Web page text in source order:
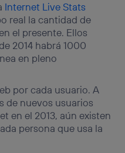
Internet Live Stats
real la cantidad de
el presente. Ellos
2014 habrá 1000
en pleno
por cada usuario. A
de nuevos usuarios
en el 2013, aún existen
persona que usa la